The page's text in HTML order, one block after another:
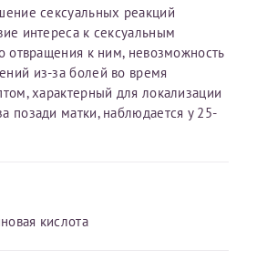
сексуальных реакций
интереса к сексуальным
отвращения к ним, невозможность
из-за болей во время
характерный для локализации
позади матки, наблюдается у 25-
кислота
Соглашения на обработку
данных
на прием